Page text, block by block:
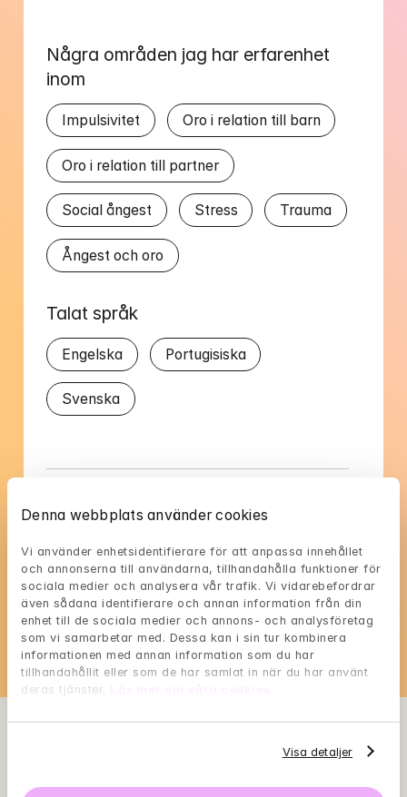
Denna webbplats använder cookies
Vi använder enhetsidentifierare för att anpassa innehållet
och annonserna till användarna, tillhandahålla funktioner för
sociala medier och analysera vår trafik. Vi vidarebefordrar
även sådana identifierare och annan information från din
enhet till de sociala medier och annons- och analysföretag
som vi samarbetar med. Dessa kan i sin tur kombinera
informationen med annan information som du har
tillhandahållit eller som de har samlat in när du har använt
deras tjänster.
Visa detaljer
Några områden jag har erfarenhet
inom
Impulsivitet Oro i relation till barn
Oro i relation till partner
Social ångest Stress Trauma
Ångest och oro
Talat språk
Engelska Portugisiska
Svenska
Emilianas tillgänglighet
Välj en tid som passar dig, och reservera med
BankID i nästa steg
Loading...